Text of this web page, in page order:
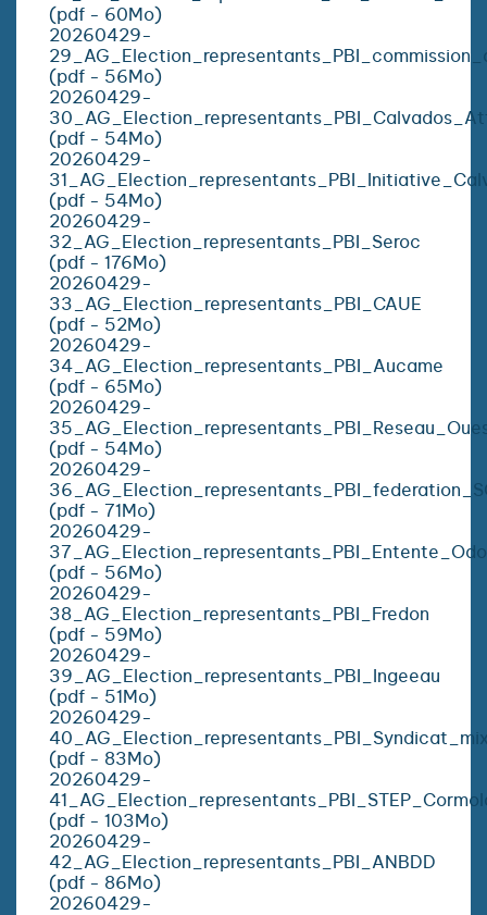
(pdf - 60Mo)
20260429-
(pdf - 56Mo)
20260429-
(pdf - 54Mo)
20260429-
(pdf - 54Mo)
20260429-
32_AG_Election_representants_PBI_Seroc
(pdf - 176Mo)
20260429-
33_AG_Election_representants_PBI_CAUE
(pdf - 52Mo)
20260429-
34_AG_Election_representants_PBI_Aucame
(pdf - 65Mo)
20260429-
(pdf - 54Mo)
20260429-
(pdf - 71Mo)
20260429-
(pdf - 56Mo)
20260429-
38_AG_Election_representants_PBI_Fredon
(pdf - 59Mo)
20260429-
39_AG_Election_representants_PBI_Ingeeau
(pdf - 51Mo)
20260429-
(pdf - 83Mo)
20260429-
(pdf - 103Mo)
20260429-
42_AG_Election_representants_PBI_ANBDD
(pdf - 86Mo)
20260429-